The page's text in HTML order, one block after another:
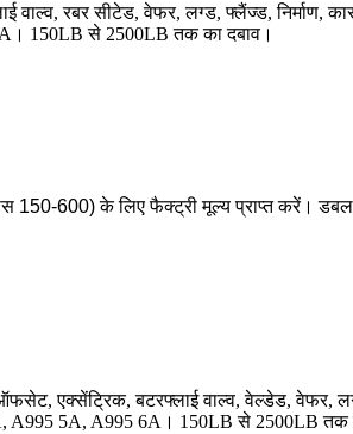
वाल्व, रबर सीटेड, वेफर, लग्ड, फ्लैंज्ड,
150LB से 2500LB तक का दबाव।
150-600) के लिए फैक्ट्री मूल्य प्राप्त करें।
एक्सेंट्रिक, बटरफ्लाई वाल्व, वेल्डेड, वेफर,
A995 5A, A995 6A। 150LB से 2500LB तक